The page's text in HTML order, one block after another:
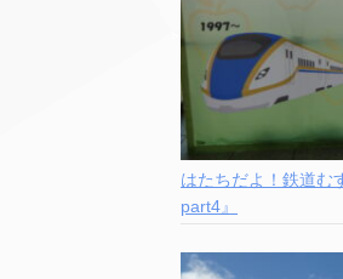
はたちだよ！鉄道む
part4』